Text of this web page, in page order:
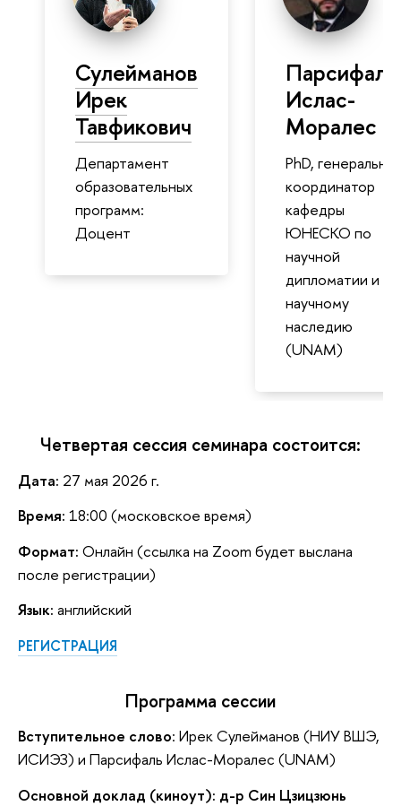
Сулейманов
Ирек
Тавфикович
Департамент
образовательных
программ:
Доцент
Парсифаль
Ислас-
Моралес
PhD,
координатор
кафедры
ЮНЕСКО по
научной
дипломатии и
научному
наследию
(UNAM)
Четвертая сессия семинара состоится:
Дата: 27 мая 2026 г.
Время: 18:00 (московское время)
Формат: Онлайн (ссылка на Zoom будет выслана
после регистрации)
Язык: английский
РЕГИСТРАЦИЯ
Программа сессии
Вступительное слово: Ирек Сулейманов (НИУ ВШЭ,
ИСИЭЗ) и Парсифаль Ислас-Моралес (UNAM)
Основной доклад (киноут): д-р Син Цзицзюнь